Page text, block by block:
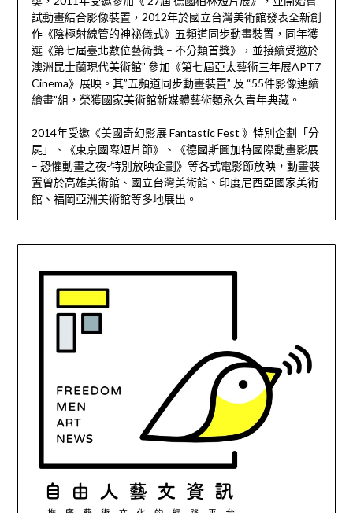
試動畫結合影像裝置，201 2年於國立台灣美術館發表全新創
作《陰極射線管的神祕儀式》五頻道同步動畫裝置，同年獲
選《第七屆臺北數位藝術獎 – 不分類首獎》，並接續受邀於
澳洲昆士蘭現代美術館” 參加《第七屆亞太藝術三年展APT7
Cinema》展映。其”五頻道同步動畫裝置” 及 “55件影像連續
繪畫”組，榮獲國家美術館新媒體藝術類永久青年典藏。
2014年受邀《美國奇幻影展 Fantastic Fest 》特別企劃「分
屍」、《東京國際短片節》、《德國斯圖加特國際動畫影展
– 恐懼動畫之夜-特別放映企劃》等各式電影節放映，動畫裝
置曾於高雄美術館、國立台灣美術館、印度尼西亞國家美術
館、福岡亞洲美術館等多地展出。